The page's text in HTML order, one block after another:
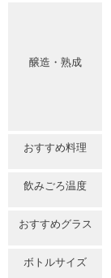
醸造・熟成
おすすめ料理
飲みごろ温度
おすすめグラス
ボトルサイズ